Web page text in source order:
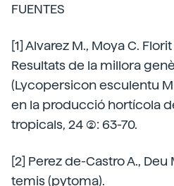
FUENTES
[1] Alvarez M., Moya C. Florit
Resultats de la millora
(Lycopersicon esculentu
en la producció hortícola
tropicals, 24 (2): 63-70.
[2] Perez de-Castro A., Deu
temis (pytoma).